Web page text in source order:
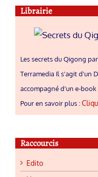
Librairie
Les secrets du Qigong
Terramedia Il s'agit d'un
accompagné d'un e-
Pour en savoir plus :
Raccourcis
Edito